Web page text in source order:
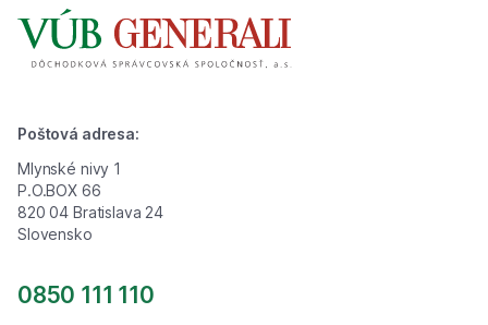
Poštová adresa:
Mlynské nivy 1
P.O.BOX 66
820 04 Bratislava 24
Slovensko
0850 111 110